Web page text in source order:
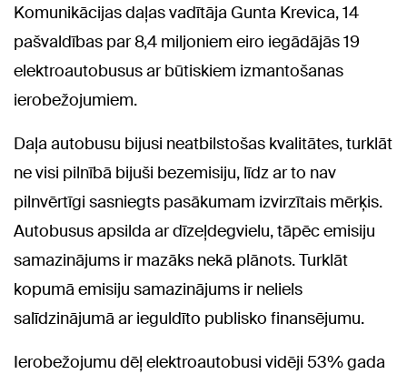
Komunikācijas daļas vadītāja Gunta Krevica, 14
pašvaldības par 8,4 miljoniem eiro iegādājās 19
elektroautobusus ar būtiskiem izmantošanas
ierobežojumiem.
Daļa autobusu bijusi neatbilstošas kvalitātes, turklāt
ne visi pilnībā bijuši bezemisiju, līdz ar to nav
pilnvērtīgi sasniegts pasākumam izvirzītais mērķis.
Autobusus apsilda ar dīzeļdegvielu, tāpēc emisiju
samazinājums ir mazāks nekā plānots. Turklāt
kopumā emisiju samazinājums ir neliels
salīdzinājumā ar ieguldīto publisko finansējumu.
Ierobežojumu dēļ elektroautobusi vidēji 53% gada